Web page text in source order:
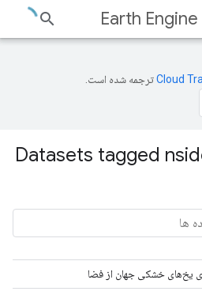
Earth
ترجمه شده است.
Datasets tagged